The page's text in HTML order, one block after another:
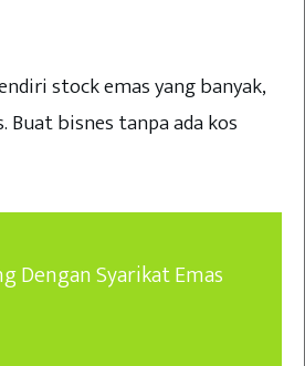
stock emas yang banyak,
Buat bisnes tanpa ada kos
Dengan Syarikat Emas